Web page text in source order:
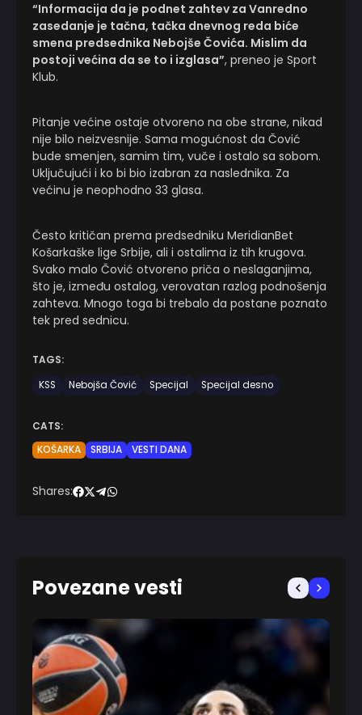
“Informacija da je podnet zahtev za Vanredno
zasedanje je tačna, tačka dnevnog reda biće
smena predsednika Nebojše Čovića. Mislim da
postoji većina da se to i izglasa”, preneo je Sport
Klub.
Pitanje većine ostaje otvoreno na obe strane, nikad
nije bilo neizvesnije. Sama mogućnost da Čović
bude smenjen, samim tim, vuče i ostalo sa sobom.
Uključujući i ko bi bio izabran za naslednika. Za
većinu je neophodno 33 glasa.
Često kritičan prema predsedniku MeridianBet
Košarkaške lige Srbije, ali i ostalima iz tih krugova.
Svako malo Čović otvoreno priča o neslaganjima,
što je, između ostalog, verovatan razlog podnošenja
zahteva. Mnogo toga bi trebalo da postane poznato
tek pred sednicu.
TAGS:
KSS
Nebojša Čović Specijal Specijal desno
CATS:
KOŠARKA
SRBIJA VESTI DANA
Shares:
Povezane vesti